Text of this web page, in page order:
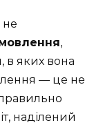
не
,
в яких вона
— це не
наділений